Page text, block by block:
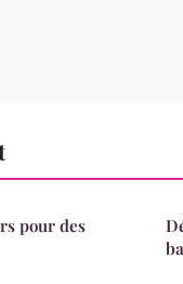
pour des